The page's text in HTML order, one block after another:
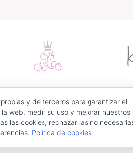
30 - CP. 30520 - Jumilla
o fin de existencias.
Devoluciones Entrega
y de terceros para garantizar el
web, medir su uso y mejorar nuestros
las cookies, rechazar las no
Política de cookies